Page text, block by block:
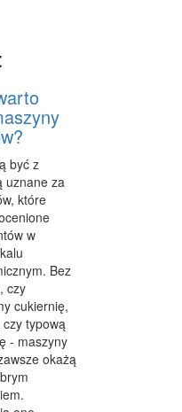
być z
uznane za
które
w
Bez
czy
cukiernię,
typową
- maszyny
okażą